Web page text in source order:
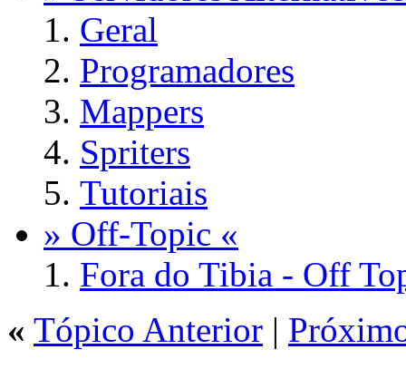
Geral
Programadores
Mappers
Spriters
Tutoriais
» Off-Topic «
Fora do Tibia - Off
« Tópico Anterior |